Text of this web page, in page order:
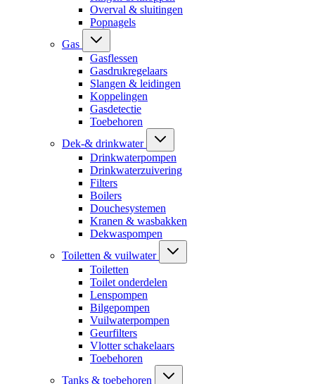
Overval & sluitingen
Popnagels
Gas
Gasflessen
Gasdrukregelaars
Slangen & leidingen
Koppelingen
Gasdetectie
Toebehoren
Dek-& drinkwater
Drinkwaterpompen
Drinkwaterzuivering
Filters
Boilers
Douchesystemen
Kranen & wasbakken
Dekwaspompen
Toiletten & vuilwater
Toiletten
Toilet onderdelen
Lenspompen
Bilgepompen
Vuilwaterpompen
Geurfilters
Vlotter schakelaars
Toebehoren
Tanks & toebehoren